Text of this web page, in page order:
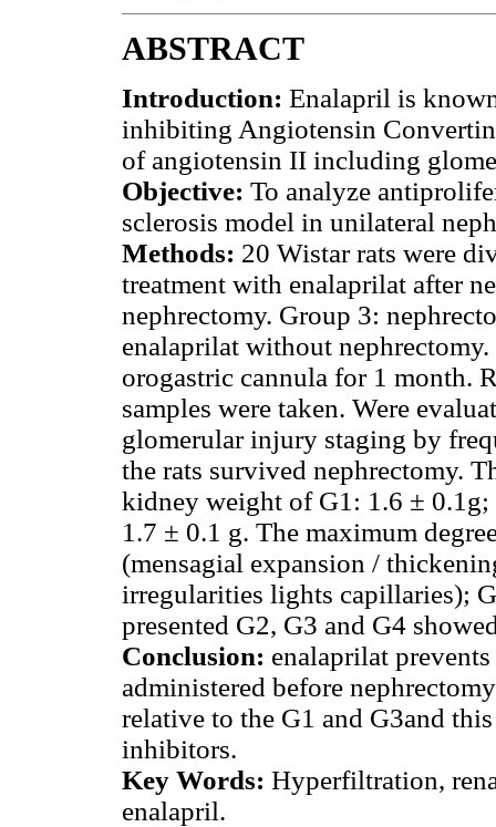
ABSTRACT
Introduction: Enalapril is
inhibiting Angiotensin
of angiotensin II including
Objective: To analyze
sclerosis model in unilateral
Methods: 20 Wistar rats were
treatment with enalaprilat after
nephrectomy. Group 3:
enalaprilat without
orogastric cannula for 1 month.
samples were taken. Were
glomerular injury staging by
the rats survived nephrectomy.
kidney weight of G1: 1.6 ±
1.7 ± 0.1 g. The maximum
(mensagial expansion /
irregularities lights capillaries);
presented G2, G3 and G4
Conclusion: enalaprilat
administered before
relative to the G1 and G3and
inhibitors.
Key Words: Hyperfiltration,
enalapril.